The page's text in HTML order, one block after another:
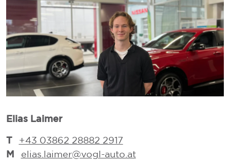
Elias Laimer
T +43 03862 28882 2917
M elias.laimer@vogl-auto.at